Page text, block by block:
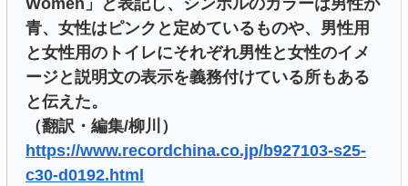
Women」と表記し、シンボルのカラーは男性が
青、女性はピンクと定めているものや、男性用
と女性用のトイレにそれぞれ男性と女性のイメ
ージと説明文の表示を義務付けている所もある
と伝えた。
（翻訳・編集/柳川）
https://www.recordchina.co.jp/b927103-s25-
c30-d0192.html